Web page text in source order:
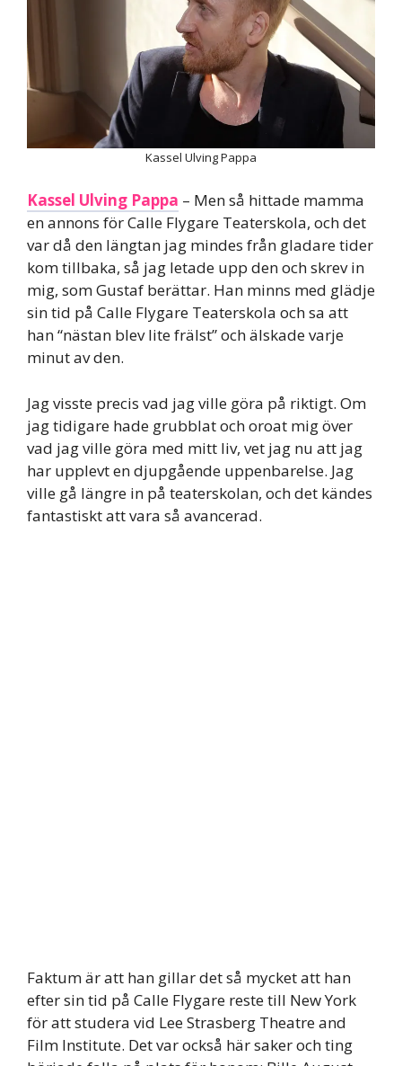
Kassel Ulving Pappa
Kassel Ulving Pappa – Men så hittade mamma
en annons för Calle Flygare Teaterskola, och det
var då den längtan jag mindes från gladare tider
kom tillbaka, så jag letade upp den och skrev in
mig, som Gustaf berättar. Han minns med glädje
sin tid på Calle Flygare Teaterskola och sa att
han “nästan blev lite frälst” och älskade varje
minut av den.
Jag visste precis vad jag ville göra på riktigt. Om
jag tidigare hade grubblat och oroat mig över
vad jag ville göra med mitt liv, vet jag nu att jag
har upplevt en djupgående uppenbarelse. Jag
ville gå längre in på teaterskolan, och det kändes
fantastiskt att vara så avancerad.
Faktum är att han gillar det så mycket att han
efter sin tid på Calle Flygare reste till New York
för att studera vid Lee Strasberg Theatre and
Film Institute. Det var också här saker och ting